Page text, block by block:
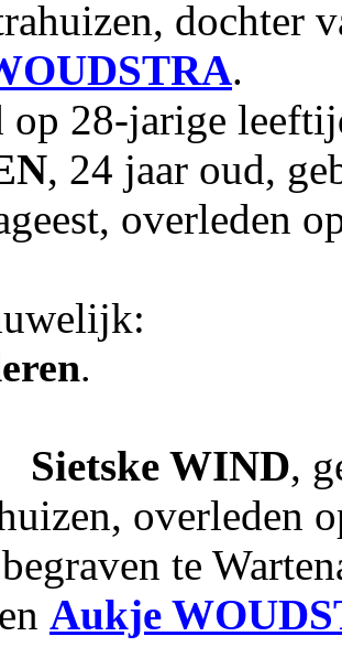
dochter
.
op 28-jarige
, 24 jaar oud,
overleden
.
Sietske WIND,
overleden
te
Aukje